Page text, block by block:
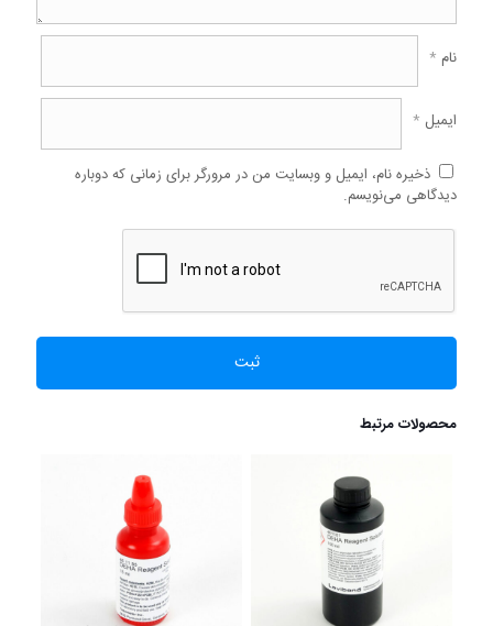
نام *
ایمیل *
ذخیره نام، ایمیل و وبسایت من در مرورگر برای زمانی که دوباره
دیدگاهی می‌نویسم.
محصولات مرتبط